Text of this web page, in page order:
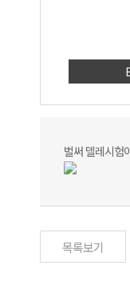
벌써 델레시험
목록보기